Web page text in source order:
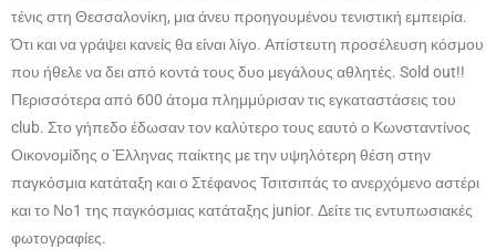
τένις στη Θεσσαλονίκη, μια άνευ προηγουμένου τενιστική εμπειρία.
Ότι και να γράψει κανείς θα είναι λίγο. Απίστευτη προσέλευση κόσμου
που ήθελε να δει από κοντά τους δυο μεγάλους αθλητές. Sold out!!
Περισσότερα από 600 άτομα πλημμύρισαν τις εγκαταστάσεις του
club. Στο γήπεδο έδωσαν τον καλύτερο τους εαυτό ο Κωνσταντίνος
Οικονομίδης ο Έλληνας παίκτης με την υψηλότερη θέση στην
παγκόσμια κατάταξη και ο Στέφανος Τσιτσιπάς το ανερχόμενο αστέρι
και το Νο1 της παγκόσμιας κατάταξης junior. Δείτε τις εντυπωσιακές
φωτογραφίες.